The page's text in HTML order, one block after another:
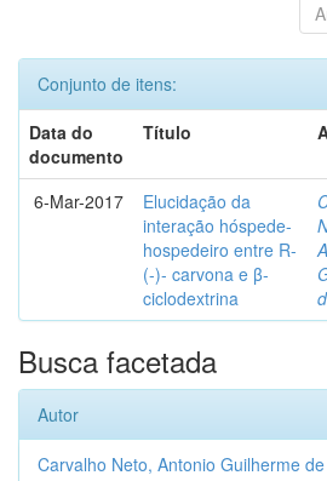
Conjunto de itens:
Data do
documento
Título
6-Mar-2017
Elucidação da
interação hóspede-
hospedeiro entre R-
(-)- carvona e β-
ciclodextrina
Busca facetada
Autor
Carvalho Neto, Antonio Guilherme de